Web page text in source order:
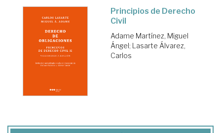
Principios de Derecho
Civil
Adame Martínez, Miguel
Ángel; Lasarte Álvarez,
Carlos